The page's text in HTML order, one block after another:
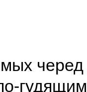
черед